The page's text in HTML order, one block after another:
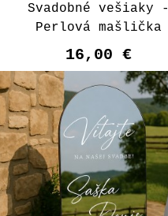
Svadobné vešiaky -
Perlová mašlička
16,00 €